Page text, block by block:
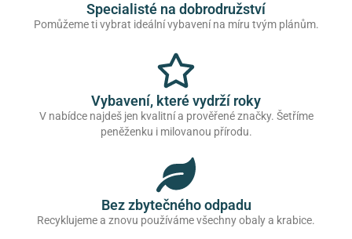
Specialisté na dobrodružství
Pomůžeme ti vybrat ideální vybavení na míru tvým plánům.
Vybavení, které vydrží roky
V nabídce najdeš jen kvalitní a prověřené značky. Šetříme
peněženku i milovanou přírodu.
Bez zbytečného odpadu
Recyklujeme a znovu používáme všechny obaly a krabice.